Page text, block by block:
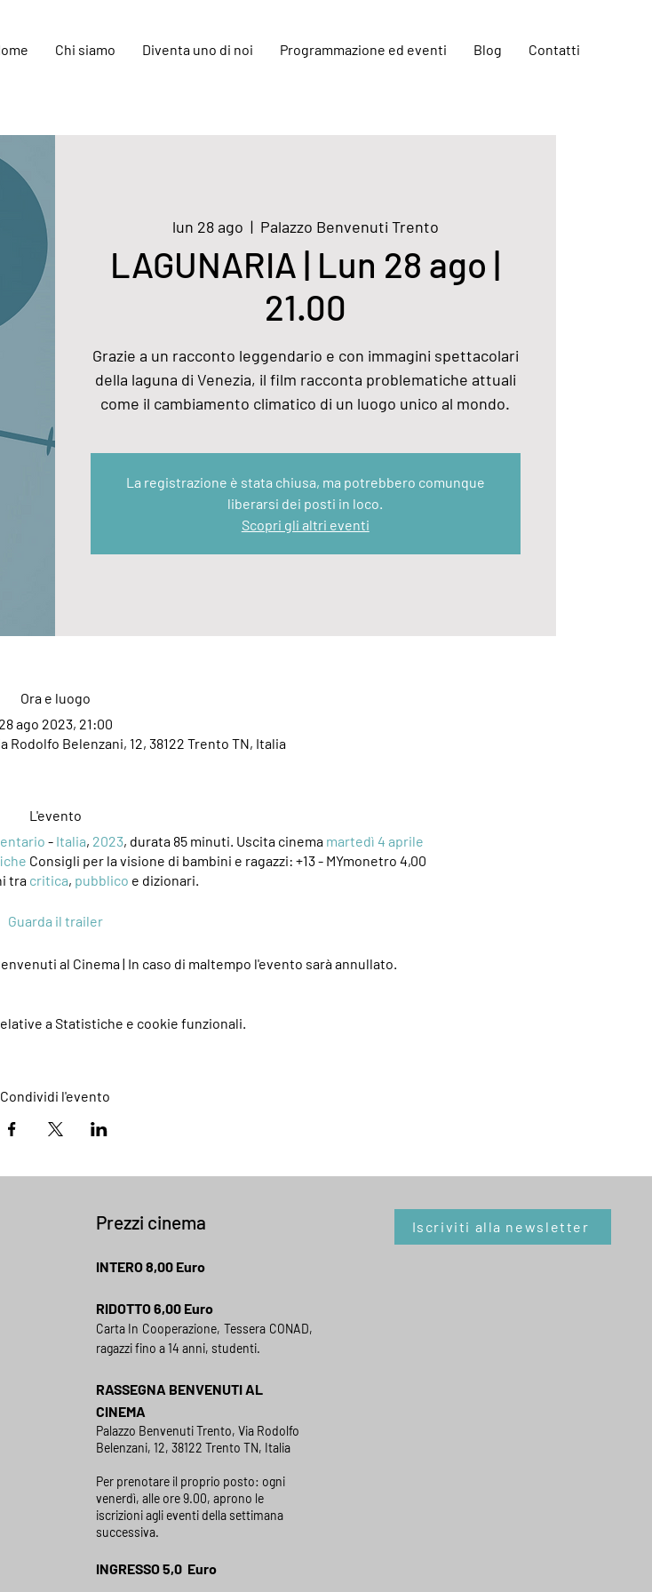
Chi siamo Diventa uno di noi Programmazione ed eventi Blog Contatti
lun 28 ago
  |
Palazzo Benvenuti Trento
LAGUNARIA | Lun 28 ago |
21.00
Grazie a un racconto leggendario e con immagini spettacolari
della laguna di Venezia, il film racconta problematiche attuali
come il cambiamento climatico di un luogo unico al mondo.
La registrazione è stata chiusa, ma potrebbero comunque
liberarsi dei posti in loco.
Scopri gli altri eventi
Ora e luogo
28 ago 2023, 21:00
Rodolfo Belenzani, 12, 38122 Trento TN, Italia
L'evento
- Italia, 2023, durata 85 minuti. Uscita cinema martedì 4 aprile
Consigli per la visione di bambini e ragazzi: +13 - MYmonetro 4,00
tra critica, pubblico e dizionari.
Guarda il trailer
al Cinema | In caso di maltempo l'evento sarà annullato.
a Statistiche e cookie funzionali.
Condividi l'evento
Prezzi cinema
INTERO 8,00 Euro
RIDOTTO 6,00 Euro
Carta In Cooperazione, Tessera CONAD,
ragazzi fino a 14 anni, studenti.
RASSEGNA BENVENUTI AL
CINEMA
Palazzo Benvenuti Trento, Via Rodolfo
Belenzani, 12, 38122 Trento TN, Italia
Per prenotare il proprio posto: ogni
venerdì, alle ore 9.00, aprono le
iscrizioni agli eventi della settimana
successiva.
INGRESSO 5,0 Euro
Iscriviti alla newsletter